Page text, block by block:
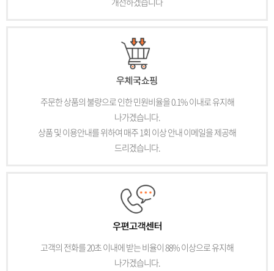
주문한 상품의 불량으로 인한 민원비율을 0.1% 이내로 유지해
나가겠습니다.
상품 및 이용안내를 위하여 매주 1회 이상 안내 이메일을 제공해
드리겠습니다.
고객의 전화를 20초 이내에 받는 비율이 88% 이상으로 유지해
나가겠습니다.